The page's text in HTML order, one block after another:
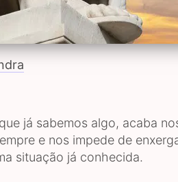
já sabemos algo, acaba
e nos impede de
situação já conhecida.